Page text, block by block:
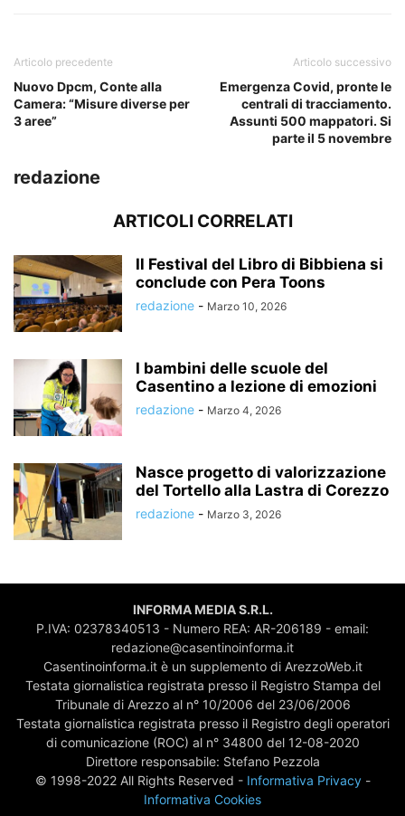
Articolo precedente
Nuovo Dpcm, Conte alla
Camera: “Misure diverse per
3 aree”
Articolo successivo
Emergenza Covid, pronte le
centrali di tracciamento.
Assunti 500 mappatori. Si
parte il 5 novembre
redazione
ARTICOLI CORRELATI
Il Festival del Libro di Bibbiena si
conclude con Pera Toons
redazione - Marzo 10, 2026
I bambini delle scuole del
Casentino a lezione di emozioni
redazione - Marzo 4, 2026
Nasce progetto di valorizzazione
del Tortello alla Lastra di Corezzo
redazione - Marzo 3, 2026
INFORMA MEDIA S.R.L.
P.IVA: 02378340513 - Numero REA: AR-206189 - email:
redazione@casentinoinforma.it
Casentinoinforma.it è un supplemento di ArezzoWeb.it
Testata giornalistica registrata presso il Registro Stampa del
Tribunale di Arezzo al n° 10/2006 del 23/06/2006
Testata giornalistica registrata presso il Registro degli operatori
di comunicazione (ROC) al n° 34800 del 12-08-2020
Direttore responsabile: Stefano Pezzola
© 1998-2022 All Rights Reserved - Informativa Privacy-
Informativa Cookies